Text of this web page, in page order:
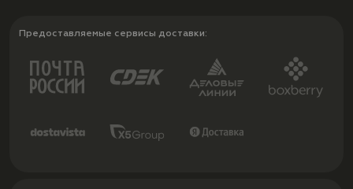
Предоставляемые сервисы доставки: